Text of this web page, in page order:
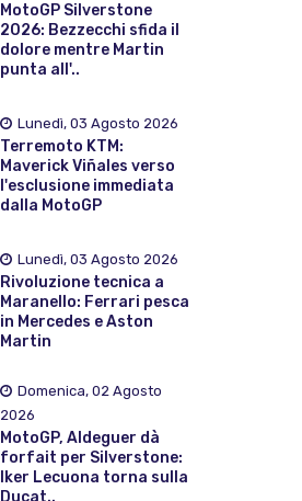
MotoGP Silverstone
2026: Bezzecchi sfida il
dolore mentre Martin
punta all'..
Lunedì, 03 Agosto 2026
Terremoto KTM:
Maverick Viñales verso
l'esclusione immediata
dalla MotoGP
Lunedì, 03 Agosto 2026
Rivoluzione tecnica a
Maranello: Ferrari pesca
in Mercedes e Aston
Martin
Domenica, 02 Agosto
2026
MotoGP, Aldeguer dà
forfait per Silverstone:
Iker Lecuona torna sulla
Ducat..